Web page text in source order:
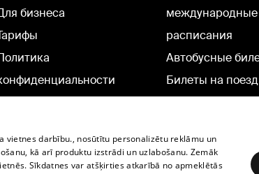
бизнеса
использования
файлов
международные
расписания
Автобусные
Билеты на поезд
vietnes darbību., nosūtītu personalizētu reklāmu un
kā arī produktu izstrādi un uzlabošanu. Zemāk
Sīkdatnes var atšķirties atkarībā no apmeklētās